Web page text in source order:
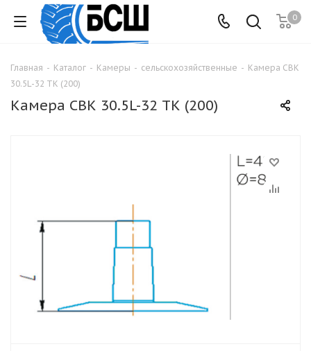
0
Главная - Каталог - Камеры - сельскохозяйственные - Камера СВК
30.5L-32 ТК (200)
Камера СВК 30.5L-32 ТК (200)